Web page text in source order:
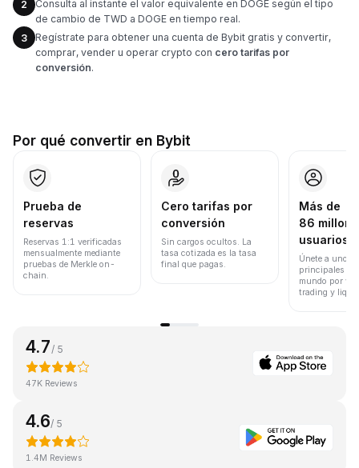
2
Consulta al instante el valor equivalente en DOGE según el tipo
de cambio de TWD a DOGE en tiempo real.
3
Regístrate para obtener una cuenta de Bybit gratis y convertir,
comprar, vender u operar crypto con cero tarifas por
conversión.
Por qué convertir en Bybit
Prueba de
reservas
Reservas 1:1 verificadas
mensualmente mediante
pruebas de Merkle on-
chain.
Cero tarifas por
conversión
Sin cargos ocultos. La
tasa cotizada es la tasa
final que pagas.
Más de
86
usuarios
Únete a uno
principales
mundo por
trading y
4.7 / 5
47K Reviews
4.6/ 5
1.4M Reviews